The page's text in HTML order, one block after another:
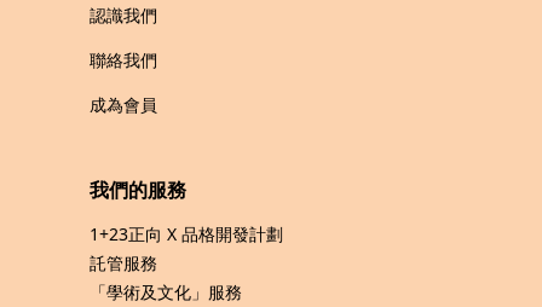
認識我們
聯絡我們
成為會員
我們的服務
1+23正向 X 品格開發計劃
託管服務
「學術及文化」服務